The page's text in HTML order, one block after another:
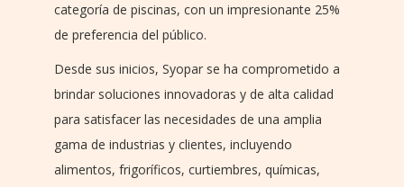
categoría de piscinas, con un impresionante 25%
de preferencia del público.
Desde sus inicios, Syopar se ha comprometido a
brindar soluciones innovadoras y de alta calidad
para satisfacer las necesidades de una amplia
gama de industrias y clientes, incluyendo
alimentos, frigoríficos, curtiembres, químicas,